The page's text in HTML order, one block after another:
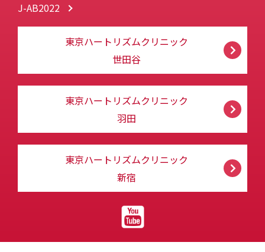
J-AB2022
東京ハートリズムクリニック
世田谷
東京ハートリズムクリニック
羽田
東京ハートリズムクリニック
新宿